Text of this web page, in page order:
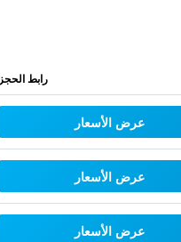
رابط الحجز
عرض الأسعار
عرض الأسعار
عرض الأسعار